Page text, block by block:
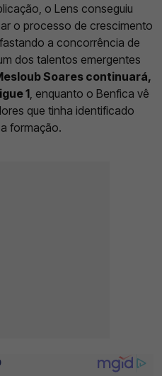
o Lens conseguiu
o processo de crescimento
a concorrência de
dos talentos emergentes
Soares continuará,
1 , enquanto o Benfica vê
que tinha identificado
formação.